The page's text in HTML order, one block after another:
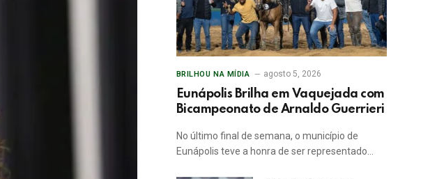
BRILHOU NA MÍDIA agosto 5, 2026
Eunápolis Brilha em Vaquejada com
Bicampeonato de Arnaldo Guerrieri
No último final de semana, o município de
Eunápolis teve a honra de ser representado…